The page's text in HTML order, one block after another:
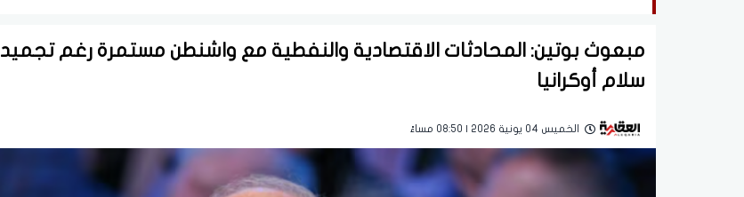
مبعوث بوتين: المحادثات الاقتصادية والنفطية مع واشنطن مستمرة رغم تجميد
سلام أوكرانيا
الخميس 04 يونية 2026 | 08:50 مساءً